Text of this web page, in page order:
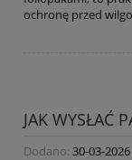
ochronę przed
JAK WYSŁAĆ
Dodano: 30-03-2026